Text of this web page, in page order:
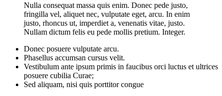
Nulla consequat massa quis enim. Donec pede justo,
fringilla vel, aliquet nec, vulputate eget, arcu. In enim
justo, rhoncus ut, imperdiet a, venenatis vitae, justo.
Nullam dictum felis eu pede mollis pretium. Integer.
Donec posuere vulputate arcu.
Phasellus accumsan cursus velit.
Vestibulum ante ipsum primis in faucibus orci luctus et ultrices
posuere cubilia Curae;
Sed aliquam, nisi quis porttitor congue